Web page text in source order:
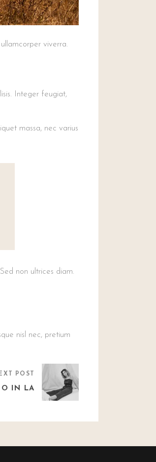
viverra.
Integer feugiat,
massa, nec varius
non ultrices diam.
nisl nec, pretium
POST
IN LA